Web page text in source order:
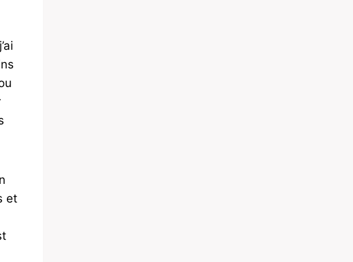
et